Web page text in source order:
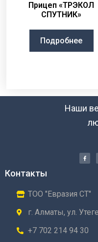
Прицеп «ТРЭКОЛ
СПУТНИК»
Подробнее
Наши
Контакты
ТОО "Евразия СТ"
г. Алматы, ул.
+7 702 214 94 30